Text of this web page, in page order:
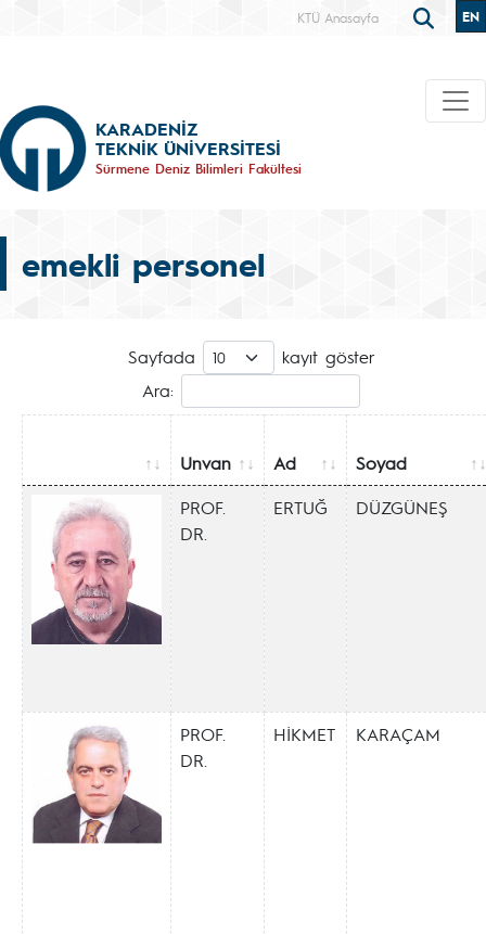
KTÜ Anasayfa EN
KARADENİZ
TEKNİK ÜNİVERSİTESİ
Sürmene Deniz Bilimleri Fakültesi
emekli personel
Sayfada
kayıt göster
Ara:
Unvan Ad
Soyad
PROF.
DR.
ERTUĞ DÜZGÜNEŞ
PROF.
DR.
HİKMET KARAÇAM